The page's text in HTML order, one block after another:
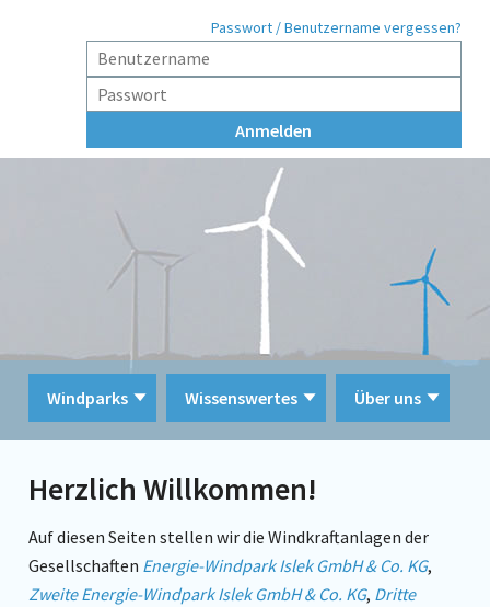
Passwort / Benutzername vergessen?
Windparks Wissenswertes Über uns
Herzlich Willkommen!
Auf diesen Seiten stellen wir die Windkraftanlagen der
Gesellschaften Energie-Windpark Islek GmbH & Co. KG,
Zweite Energie-Windpark Islek GmbH & Co. KG, Dritte